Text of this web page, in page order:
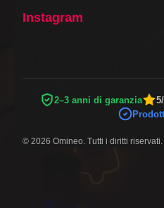
Instagram
2–3 anni di garanzia
© 2026 Omineo. Tutti i diritti riservati.